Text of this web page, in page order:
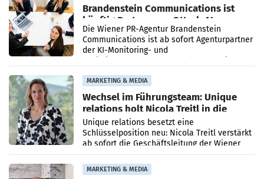
Brandenstein Communications ist
künftig Partner von OtterlyAI
Die Wiener PR-Agentur Brandenstein
Communications ist ab sofort Agenturpartner
der KI-Monitoring- und
MARKETING & MEDIA
Wechsel im Führungsteam: Unique
relations holt Nicola Treitl in die
Geschäftsleitung
Unique relations besetzt eine
Schlüsselposition neu: Nicola Treitl verstärkt
ab sofort die Geschäftsleitung der Wiener
PR-Agentur an der Seite von Josef Kalina und
Anna Kalina-Mahr.
MARKETING & MEDIA